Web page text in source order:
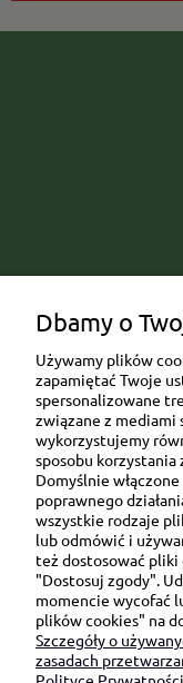
Ul.
Dbamy o
Używamy plików
zapamiętać Twoje
spersonalizowane
związane z mediami
wykorzystujemy
sposobu
Domyślnie
poprawnego
wszystkie rodzaje
lub odmówić i
też dostosować
"Dostosuj zgody".
momencie wycofać
plików cookies" na
Szczegóły o
zasadach